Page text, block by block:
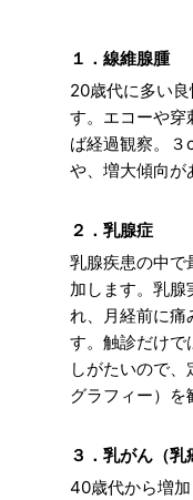
１．線維腺腫
20歳代に多い
す。エコーや穿
ば経過観察。
や、増大傾向が
２．乳腺症
乳腺疾患の中
加します。乳
れ、月経前に痛
す。触診だけで
しがたいので
グラフィー）を
３．乳がん（乳
40歳代から増